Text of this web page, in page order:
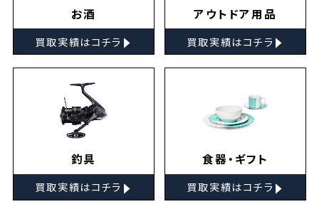
お酒
買取実績はコチラ ▸
アウトドア用品
買取実績はコチラ ▸
釣具
買取実績はコチラ ▸
食器・ギフト
買取実績はコチラ ▸